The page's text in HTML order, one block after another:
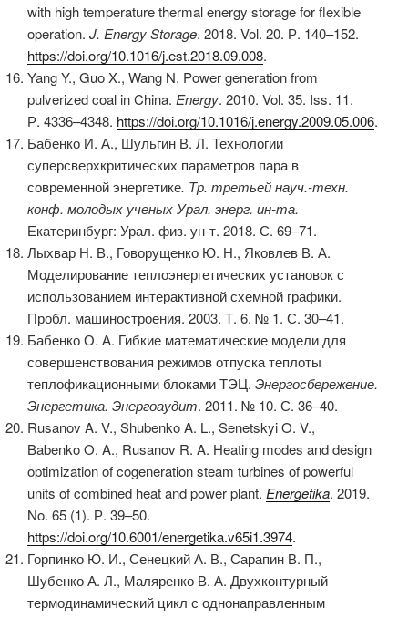
with high temperature thermal energy storage for flexible
operation. J. Energy Storage. 2018. Vol. 20. Р. 140–152.
https://doi.org/10.1016/j.est.2018.09.008.
Yang Y., Guo X., Wang N. Power generation from
pulverized coal in China. Energy. 2010. Vol. 35. Iss. 11.
Р. 4336–4348. https://doi.org/10.1016/j.energy.2009.05.006.
Бабенко И. А., Шульгин В. Л. Технологии
суперсверхкритических параметров пара в
современной энергетике. Тр. третьей науч.-техн.
конф. молодых ученых Урал. энерг. ин-та.
Екатеринбург: Урал. физ. ун-т. 2018. С. 69–71.
Лыхвар Н. В., Говорущенко Ю. Н., Яковлев В. А.
Моделирование теплоэнергетических установок с
использованием интерактивной схемной графики.
Пробл. машиностроения. 2003. Т. 6. № 1. С. 30–41.
Бабенко О. А. Гибкие математические модели для
совершенствования режимов отпуска теплоты
теплофикационными блоками ТЭЦ. Энергосбережение.
Энергетика. Энергоаудит. 2011. № 10. С. 36–40.
Rusanov A. V., Shubenko A. L., Senetskyi O. V.,
Babenko O. A., Rusanov R. A. Heating modes and design
optimization of cogeneration steam turbines of powerful
units of combined heat and power plant. Energetika. 2019.
No. 65 (1). Р. 39–50.
https://doi.org/10.6001/energetika.v65i1.3974.
Горпинко Ю. И., Сенецкий А. В., Сарапин В. П.,
Шубенко А. Л., Маляренко В. А. Двухконтурный
термодинамический цикл с однонаправленным